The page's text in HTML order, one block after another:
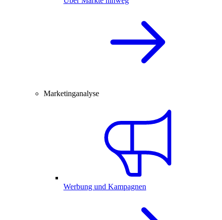
Marketinganalyse
Werbung und Kampagnen